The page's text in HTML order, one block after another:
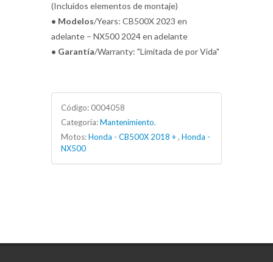
(Incluidos elementos de montaje)
• Modelos/Years: CB500X 2023 en
adelante – NX500 2024 en adelante
• Garantía/Warranty: "Limitada de por Vida"
Código: 0004058
Categoría:Mantenimiento.
Motos:Honda - CB500X 2018 +, Honda -
NX500